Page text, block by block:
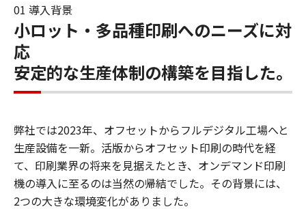
01 導入背景
小ロット・多品種印刷へのニーズに対
応
安定的な生産体制の構築を目指した。
弊社では2023年、オフセットからフルデジタル工場へと
生産設備を一新。活版からオフセット印刷の時代を経
て、印刷業界の将来を見据えたとき、オンデマンド印刷
機の導入に至るのは当然の帰結でした。その背景には、
2つの大きな環境変化がありました。